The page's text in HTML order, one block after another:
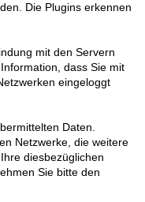
Die Plugins erkennen
mit den Servern
dass Sie mit
eingeloggt
Daten.
Netzwerke, die weitere
diesbezüglichen
Sie bitte den